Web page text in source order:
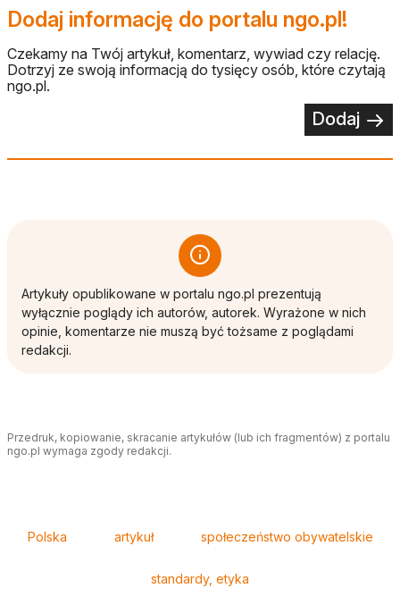
Dodaj informację do portalu ngo.pl!
Czekamy na Twój artykuł, komentarz, wywiad czy relację.
Dotrzyj ze swoją informacją do tysięcy osób, które czytają
ngo.pl.
Dodaj
Artykuły opublikowane w portalu ngo.pl prezentują
wyłącznie poglądy ich autorów, autorek. Wyrażone w nich
opinie, komentarze nie muszą być tożsame z poglądami
redakcji.
Przedruk, kopiowanie, skracanie artykułów (lub ich fragmentów) z portalu
ngo.pl wymaga zgody redakcji.
Polska artykuł społeczeństwo obywatelskie
standardy, etyka